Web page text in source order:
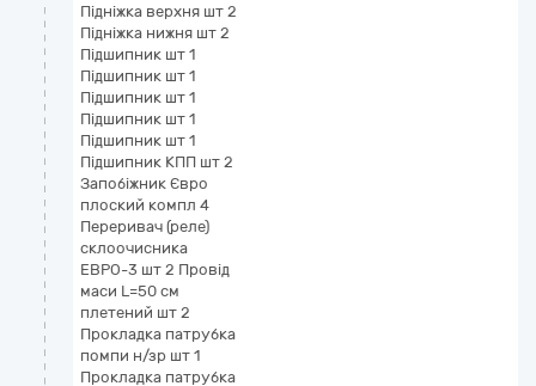
Підніжка верхня шт 2
Підніжка нижня шт 2
Підшипник шт 1
Підшипник шт 1
Підшипник шт 1
Підшипник шт 1
Підшипник шт 1
Підшипник КПП шт 2
Запобіжник Євро
плоский компл 4
Переривач (реле)
склоочисника
ЕВРО-3 шт 2 Провід
маси L=50 см
плетений шт 2
Прокладка патрубка
помпи н/зр шт 1
Прокладка патрубка